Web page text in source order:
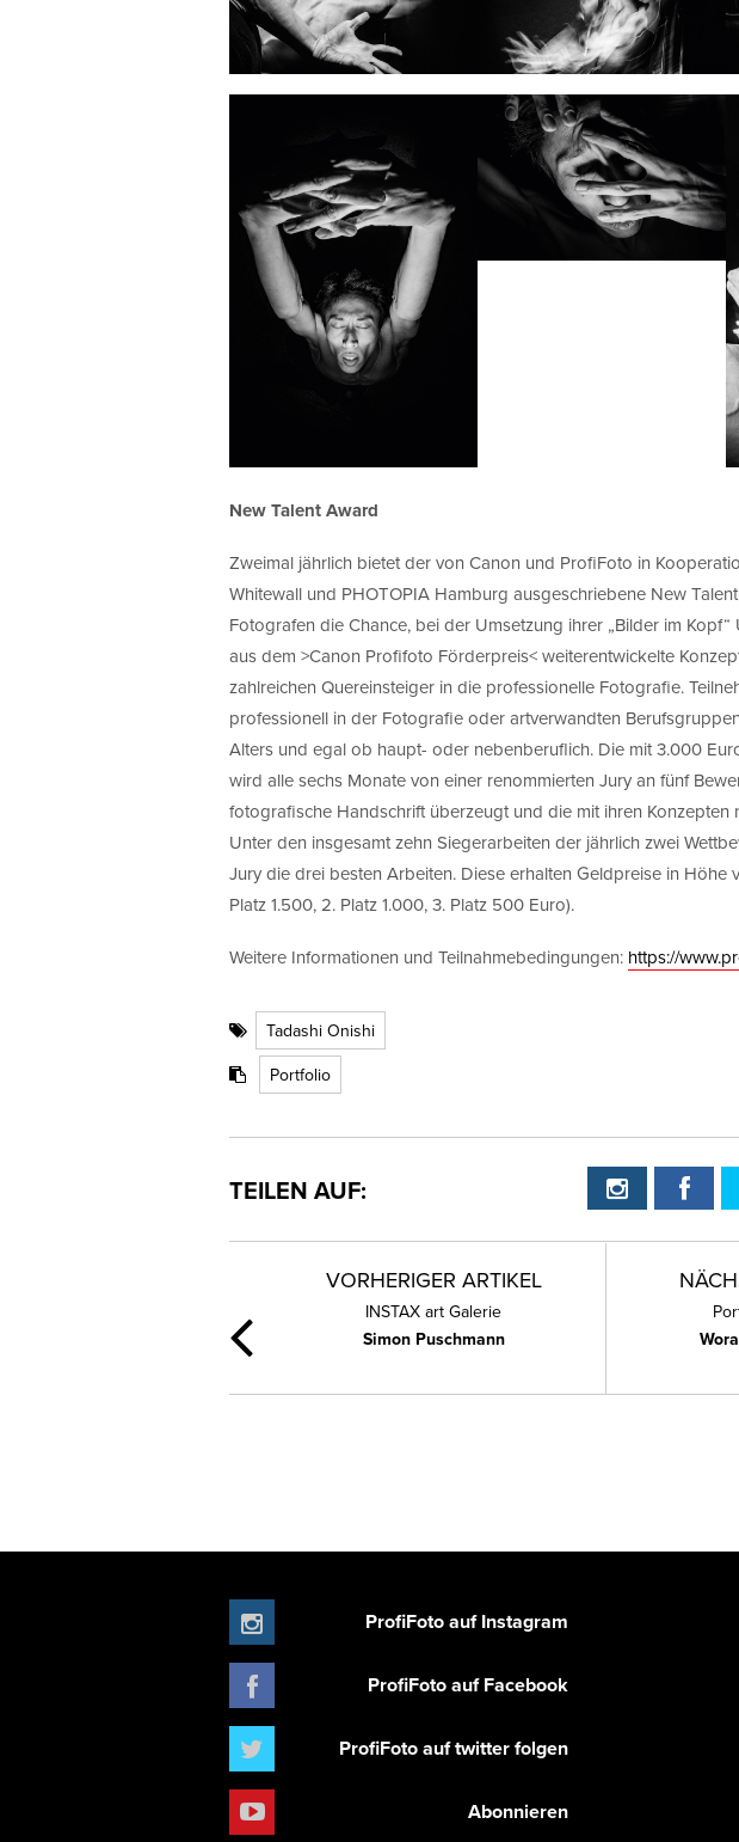
New Talent Award
Zweimal jährlich bietet der von Canon und ProfiFoto in
Whitewall und PHOTOPIA Hamburg ausgeschriebene New
Fotografen die Chance, bei der Umsetzung ihrer „Bilder im
aus dem >Canon Profifoto Förderpreis< weiterentwickelte
zahlreichen Quereinsteiger in die professionelle Fotografie.
professionell in der Fotografie oder artverwandten
Alters und egal ob haupt- oder nebenberuflich. Die mit 3.000
wird alle sechs Monate von einer renommierten Jury an fünf
fotografische Handschrift überzeugt und die mit ihren Konzepten
Unter den insgesamt zehn Siegerarbeiten der jährlich zwei
Jury die drei besten Arbeiten. Diese erhalten Geldpreise in Höhe
Platz 1.500, 2. Platz 1.000, 3. Platz 500 Euro).
Weitere Informationen und Teilnahmebedingungen: https://
Tadashi Onishi
Portfolio
TEILEN AUF:
VORHERIGER ARTIKEL
INSTAX art Galerie
Simon Puschmann
ProfiFoto auf Instagram
ProfiFoto auf Facebook
ProfiFoto auf twitter folgen
Abonnieren